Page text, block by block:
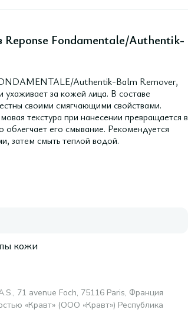
Reponse Fondamentale/Authentik-
Authentik-Balm Remover,
за кожей лица. В составе
своими смягчающими свойствами.
текстура при нанесении превращается в
его смывание. Рекомендуется
затем смыть теплой водой.
кожи
71 avenue Foch, 75116 Paris, Франция
«Кравт» (ООО «Кравт») Республика